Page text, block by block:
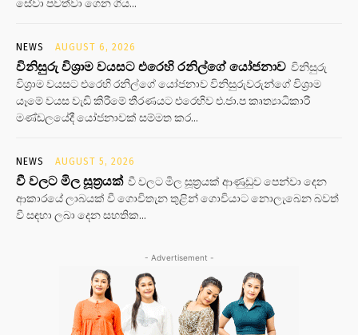
සේවා පවත්වා ගෙන ගිය...
NEWS AUGUST 6, 2026
විනිසුරු විශ්‍රාම වයසට එරෙහි රනිල්ගේ යෝජනාව විනිසුරු
විශ්‍රාම වයසට එරෙහි රනිල්ගේ යෝජනාව විනිසුරුවරුන්ගේ විශ්‍රාම
යෑමේ වයස වැඩි කිරීමේ තීරණයට එරෙහිව එ.ජා.ප කෘත්‍යාධිකාරී
මණ්ඩලයේදී යෝජනාවක් සම්මත කර...
NEWS AUGUST 5, 2026
වී වලට මිල සූත්‍රයක් වී වලට මිල සූත්‍රයක් ආණුඩුව පෙන්වා දෙන
ආකාරයේ ලාබයක් වී ගොවිතැන තුළින් ගොවියාට නොලැබෙන බවත්
වී සඳහා ලබා දෙන සහතික...
- Advertisement -